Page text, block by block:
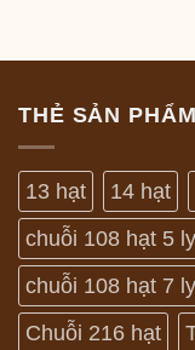
THẺ SẢN PHẨM
13 hạt 14 hạt
chuỗi 108 hạt 5 ly
chuỗi 108 hạt 7 ly
Chuỗi 216 hạt